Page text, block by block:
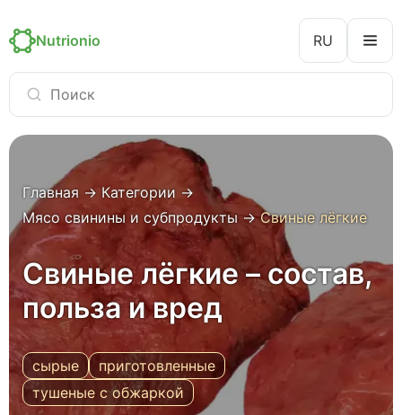
Nutrionio RU
Главная → Категории →
Мясо свинины и субпродукты→Свиные лёгкие
Свиные лёгкие – состав,
польза и вред
сырые
приготовленные
тушеные с обжаркой